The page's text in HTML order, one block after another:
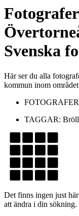
Fotografer
Svenska
Här ser du alla
kommun inom
TAGGAR:
Det finns ingen just
att ändra i din sökning.